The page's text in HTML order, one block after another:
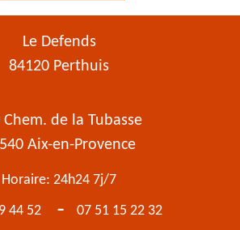
Le Defends
84120 Perthuis
Chem. de la Tubasse
Aix-en-Provence
Horaire: 24h24 7j/7
44 52
- 07 51 15 22 32